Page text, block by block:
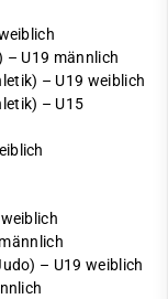
U19 männlich
– U19 weiblich
– U15
– U19 weiblich